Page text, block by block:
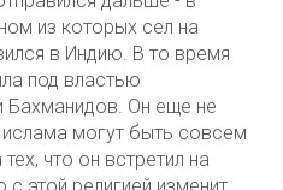
из которых сел на
в Индию. В то время
под властью
Бахманидов. Он еще не
ислама могут быть совсем
что он встретил на
с этой религией изменит